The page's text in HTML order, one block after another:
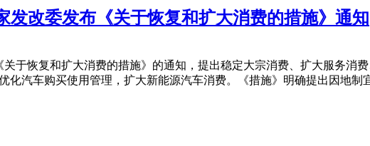
发改委发布《关于恢复和扩大消费的措施》通知
关于恢复和扩大消费的措施》的通知，提出稳定大宗消费、扩大服务消
化汽车购买使用管理，扩大新能源汽车消费。《措施》明确提出因地